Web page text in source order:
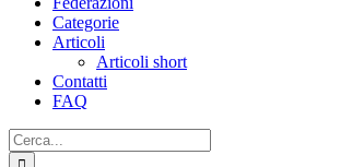
Categorie
Articoli
Articoli short
Contatti
FAQ
Cerca
per: